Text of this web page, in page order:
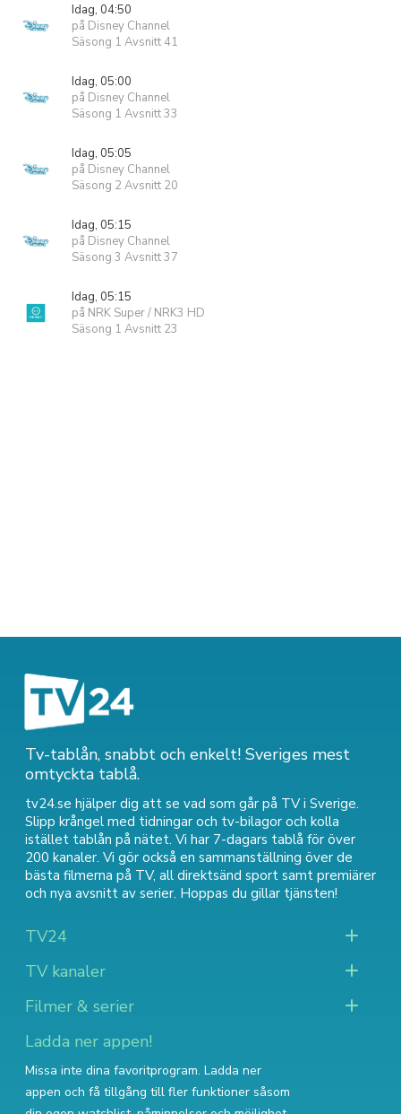
Idag, 04:50
på Disney Channel
Säsong 1 Avsnitt 41
Idag, 05:00
på Disney Channel
Säsong 1 Avsnitt 33
Idag, 05:05
på Disney Channel
Säsong 2 Avsnitt 20
Idag, 05:15
på Disney Channel
Säsong 3 Avsnitt 37
Idag, 05:15
på NRK Super / NRK3 HD
Säsong 1 Avsnitt 23
Tv-tablån, snabbt och enkelt! Sveriges mest
omtyckta tablå.
tv24.se hjälper dig att se vad som går på TV i Sverige.
Slipp krångel med tidningar och tv-bilagor och kolla
istället tablån på nätet. Vi har 7-dagars tablå för över
200 kanaler. Vi gör också en sammanställning över de
bästa filmerna på TV, all direktsänd sport samt premiärer
och nya avsnitt av serier. Hoppas du gillar tjänsten!
TV24
TV kanaler
Filmer & serier
Ladda ner appen!
Missa inte dina favoritprogram. Ladda ner
appen och få tillgång till fler funktioner såsom